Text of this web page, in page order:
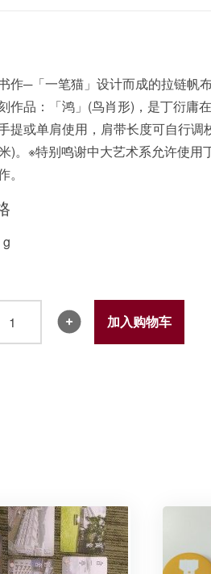
作─「一笔猫」设计而成的拉链帆
作品：「鸿」(鸟肖形)，是丁衍庸
提或单肩使用，肩带长度可自行调
)。※特别鸣谢中大艺术系允许使用
)
加入购物车